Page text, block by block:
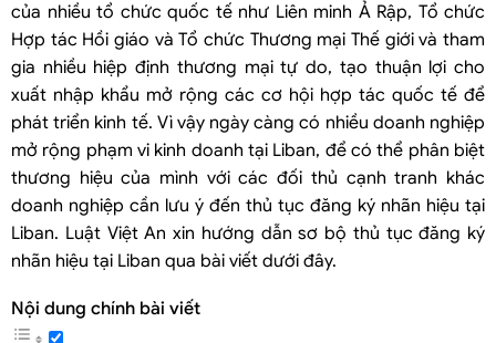
của nhiều tổ chức quốc tế như Liên minh Ả Rập, Tổ chức
Hợp tác Hồi giáo và Tổ chức Thương mại Thế giới và tham
gia nhiều hiệp định thương mại tự do, tạo thuận lợi cho
xuất nhập khẩu mở rộng các cơ hội hợp tác quốc tế để
phát triển kinh tế. Vì vậy ngày càng có nhiều doanh nghiệp
mở rộng phạm vi kinh doanh tại Liban, để có thể phân biệt
thương hiệu của mình với các đối thủ cạnh tranh khác
doanh nghiệp cần lưu ý đến thủ tục đăng ký nhãn hiệu tại
Liban. Luật Việt An xin hướng dẫn sơ bộ thủ tục đăng ký
nhãn hiệu tại Liban qua bài viết dưới đây.
Nội dung chính bài viết